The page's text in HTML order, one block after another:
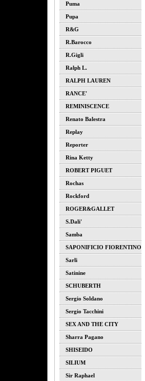
Puma
Pupa
R&G
R.barocco
R.gigli
Ralph L.
RALPH LAUREN
RANCE'
REMINISCENCE
Renato Balestra
Replay
Reporter
Rina Ketty
ROBERT PIGUET
Rochas
Rockford
ROGER&GALLET
S.dali'
Samba
SAPONIFICIO FIORENTINO
Sarli
Satinine
SCHUBERTH
Sergio Soldano
Sergio Tacchini
SEX AND THE CITY
Sharra Pagano
SHISEIDO
SILIUM
Sir Raphael